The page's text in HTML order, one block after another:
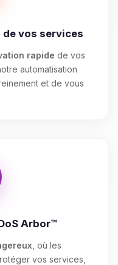
de vos services
rapide de vos
automatisation
et de vous
Arbor™
, où les
vos services,